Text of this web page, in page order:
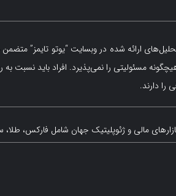
ارائه شده در وبسایت “یوتو تایمز”
مسئولیتی را نمی‌پذیرد. افراد باید نسبت
دارند.
مالی و ژئوپلیتیک جهان شامل فارکس،